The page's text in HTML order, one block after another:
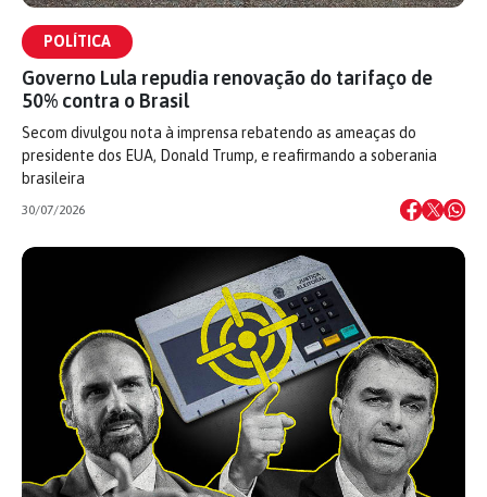
POLÍTICA
Governo Lula repudia renovação do tarifaço de
50% contra o Brasil
Secom divulgou nota à imprensa rebatendo as ameaças do
presidente dos EUA, Donald Trump, e reafirmando a soberania
brasileira
30/07/2026